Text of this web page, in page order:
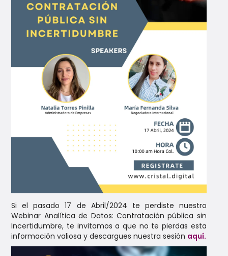
Si el pasado 17 de Abril/2024 te perdiste nuestro
Webinar Analítica de Datos: Contratación pública sin
Incertidumbre, te invitamos a que no te pierdas esta
información valiosa y descargues nuestra sesión aquí.